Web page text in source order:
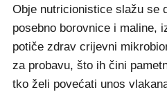
Obje nutricionistice slažu se
posebno borovnice i maline,
potiče zdrav crijevni
za probavu, što ih čini
tko želi povećati unos